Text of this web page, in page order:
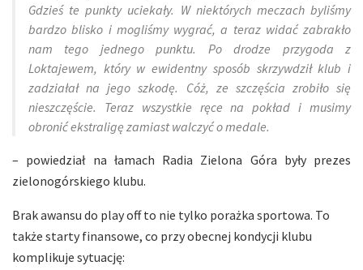
Gdzieś te punkty uciekały. W niektórych meczach byliśmy
bardzo blisko i mogliśmy wygrać, a teraz widać zabrakło
nam tego jednego punktu. Po drodze przygoda z
Loktajewem, który w ewidentny sposób skrzywdził klub i
zadziałał na jego szkodę. Cóż, ze szczęścia zrobiło się
nieszczęście. Teraz wszystkie ręce na pokład i musimy
obronić ekstraligę zamiast walczyć o medale.
– powiedział na łamach Radia Zielona Góra były prezes
zielonogórskiego klubu.
Brak awansu do play off to nie tylko porażka sportowa. To
także starty finansowe, co przy obecnej kondycji klubu
komplikuje sytuację: